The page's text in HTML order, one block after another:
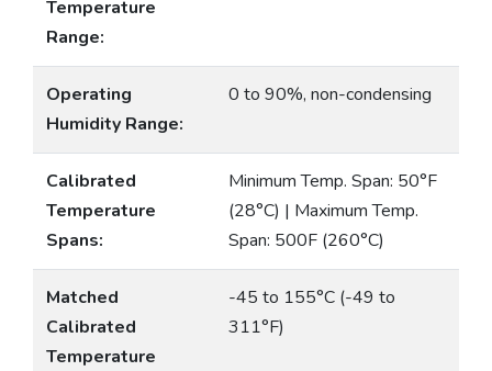
Temperature
Range:
Operating
Humidity Range:
0 to 90%, non-condensing
Calibrated
Temperature
Spans:
Minimum Temp. Span: 50°F
(28°C) | Maximum Temp.
Span: 500F (260°C)
Matched
Calibrated
Temperature
-45 to 155°C (-49 to
311°F)